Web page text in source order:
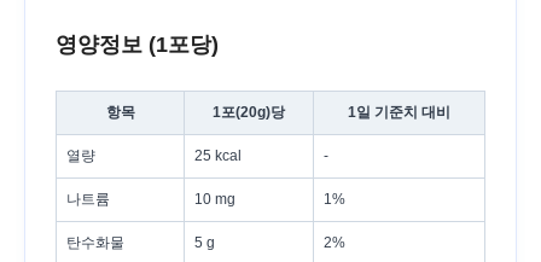
영양정보 (1포당)
항목 1포(20g)당 1일 기준치 대비
열량 25 kcal -
나트륨 10 mg 1%
탄수화물 5 g 2%